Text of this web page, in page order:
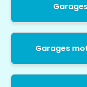
Garages